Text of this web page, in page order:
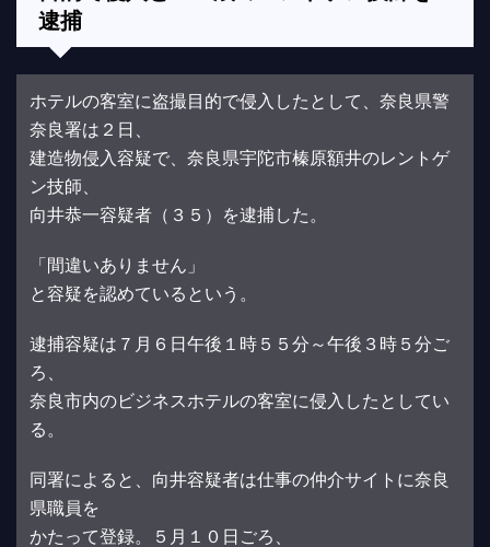
逮捕
ホテルの客室に盗撮目的で侵入したとして、奈良県警
奈良署は２日、
建造物侵入容疑で、奈良県宇陀市榛原額井のレントゲ
ン技師、
向井恭一容疑者（３５）を逮捕した。
「間違いありません」
と容疑を認めているという。
逮捕容疑は７月６日午後１時５５分～午後３時５分ご
ろ、
奈良市内のビジネスホテルの客室に侵入したとしてい
る。
同署によると、向井容疑者は仕事の仲介サイトに奈良
県職員を
かたって登録。５月１０日ごろ、